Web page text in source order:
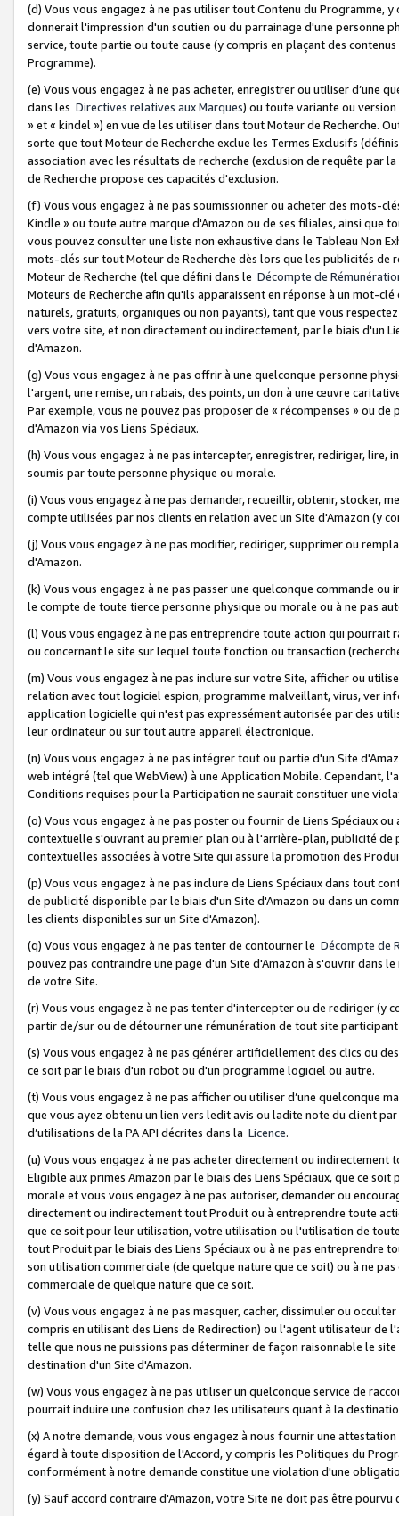
(d) Vous vous engagez à ne pas utiliser tout Contenu du Programme,
donnerait l'impression d'un soutien ou du parrainage d'une personne
service, toute partie ou toute cause (y compris en plaçant des
Programme).
(e) Vous vous engagez à ne pas acheter, enregistrer ou utiliser d’une
dans les Directives relatives aux Marques) ou toute variante ou
» et « kindel ») en vue de les utiliser dans tout Moteur de Recherche.
sorte que tout Moteur de Recherche exclue les Termes Exclusifs
association avec les résultats de recherche (exclusion de requête
de Recherche propose ces capacités d'exclusion.
(f) Vous vous engagez à ne pas soumissionner ou acheter des mots-
Kindle » ou toute autre marque d'Amazon ou de ses filiales, ainsi que
vous pouvez consulter une liste non exhaustive dans le Tableau Non
mots-clés sur tout Moteur de Recherche dès lors que les publicités de
Moteur de Recherche (tel que défini dans le Décompte de
Moteurs de Recherche afin qu'ils apparaissent en réponse à un mot-
naturels, gratuits, organiques ou non payants), tant que vous
vers votre site, et non directement ou indirectement, par le biais d'un
d'Amazon.
(g) Vous vous engagez à ne pas offrir à une quelconque personne
l'argent, une remise, un rabais, des points, un don à une œuvre
Par exemple, vous ne pouvez pas proposer de « récompenses » ou
d'Amazon via vos Liens Spéciaux.
(h) Vous vous engagez à ne pas intercepter, enregistrer, rediriger,
soumis par toute personne physique ou morale.
(i) Vous vous engagez à ne pas demander, recueillir, obtenir, stocker,
compte utilisées par nos clients en relation avec un Site d'Amazon (y
(j) Vous vous engagez à ne pas modifier, rediriger, supprimer ou
d'Amazon.
(k) Vous vous engagez à ne pas passer une quelconque commande
le compte de toute tierce personne physique ou morale ou à ne pas
(l) Vous vous engagez à ne pas entreprendre toute action qui
ou concernant le site sur lequel toute fonction ou transaction
(m) Vous vous engagez à ne pas inclure sur votre Site, afficher ou
relation avec tout logiciel espion, programme malveillant, virus, ver
application logicielle qui n'est pas expressément autorisée par des
leur ordinateur ou sur tout autre appareil électronique.
(n) Vous vous engagez à ne pas intégrer tout ou partie d'un Site
web intégré (tel que WebView) à une Application Mobile. Cependant,
Conditions requises pour la Participation ne saurait constituer une
(o) Vous vous engagez à ne pas poster ou fournir de Liens Spéciaux
contextuelle s'ouvrant au premier plan ou à l'arrière-plan, publicité
contextuelles associées à votre Site qui assure la promotion des
(p) Vous vous engagez à ne pas inclure de Liens Spéciaux dans tout
de publicité disponible par le biais d'un Site d'Amazon ou dans un
les clients disponibles sur un Site d'Amazon).
(q) Vous vous engagez à ne pas tenter de contourner le Décompte de
pouvez pas contraindre une page d'un Site d'Amazon à s'ouvrir dans
de votre Site.
(r) Vous vous engagez à ne pas tenter d'intercepter ou de rediriger
partir de/sur ou de détourner une rémunération de tout site
(s) Vous vous engagez à ne pas générer artificiellement des clics ou
ce soit par le biais d'un robot ou d'un programme logiciel ou autre.
(t) Vous vous engagez à ne pas afficher ou utiliser d’une quelconque
que vous ayez obtenu un lien vers ledit avis ou ladite note du client
d’utilisations de la PA API décrites dans la Licence.
(u) Vous vous engagez à ne pas acheter directement ou
Eligible aux primes Amazon par le biais des Liens Spéciaux, que ce
morale et vous vous engagez à ne pas autoriser, demander ou
directement ou indirectement tout Produit ou à entreprendre toute
que ce soit pour leur utilisation, votre utilisation ou l'utilisation de
tout Produit par le biais des Liens Spéciaux ou à ne pas entreprendre
son utilisation commerciale (de quelque nature que ce soit) ou à ne
commerciale de quelque nature que ce soit.
(v) Vous vous engagez à ne pas masquer, cacher, dissimuler ou
compris en utilisant des Liens de Redirection) ou l'agent utilisateur
telle que nous ne puissions pas déterminer de façon raisonnable le
destination d'un Site d'Amazon.
(w) Vous vous engagez à ne pas utiliser un quelconque service de
pourrait induire une confusion chez les utilisateurs quant à la
(x) A notre demande, vous vous engagez à nous fournir une
égard à toute disposition de l'Accord, y compris les Politiques du
conformément à notre demande constitue une violation d'une
(y) Sauf accord contraire d'Amazon, votre Site ne doit pas être